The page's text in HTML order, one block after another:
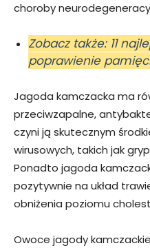
choroby
Zobacz także: 11
poprawienie
Jagoda kamczacka ma
przeciwzapalne,
czyni ją skutecznym
wirusowych, takich jak
Ponadto jagoda
pozytywnie na układ
obniżenia poziomu
Owoce jagody